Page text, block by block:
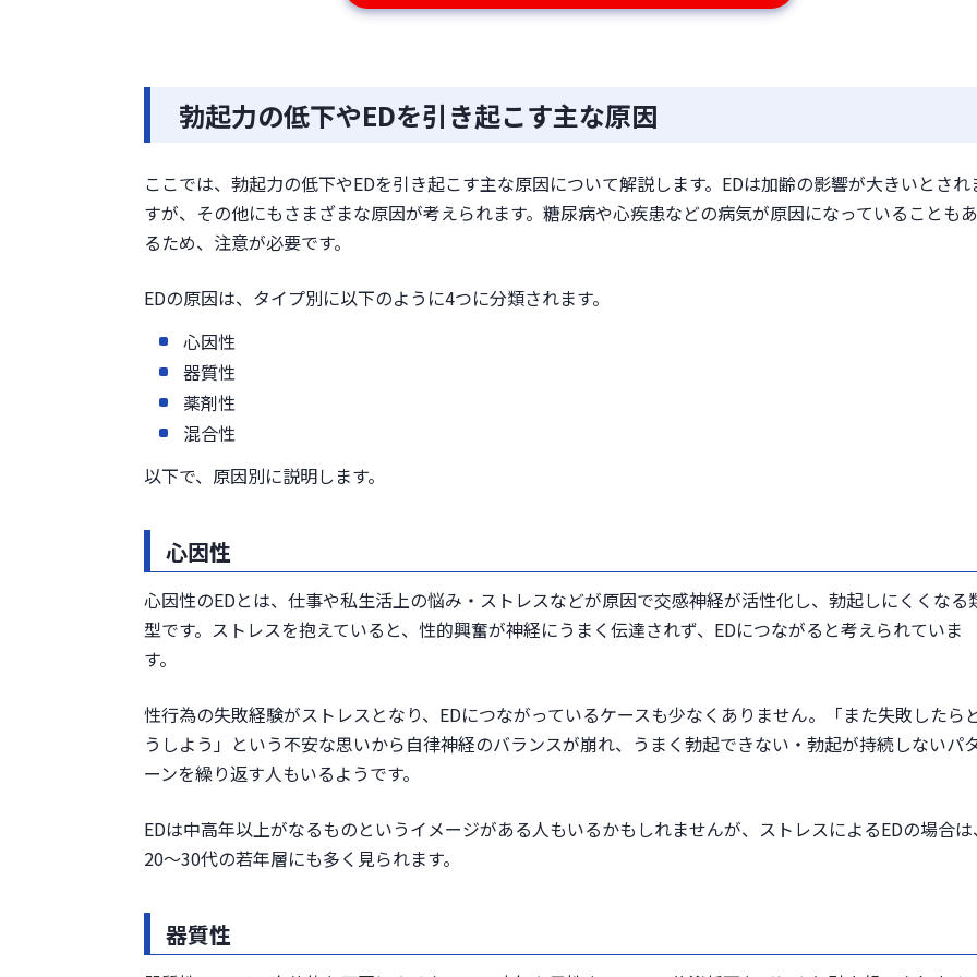
勃起力の低下やEDを引き起こす主な原因
ここでは、勃起力の低下やEDを引き起こす主な原因について解説します。EDは加齢の影響が大きいとされ
すが、その他にもさまざまな原因が考えられます。糖尿病や心疾患などの病気が原因になっていることもあ
るため、注意が必要です。
EDの原因は、タイプ別に以下のように4つに分類されます。
心因性
器質性
薬剤性
混合性
以下で、原因別に説明します。
心因性
心因性のEDとは、仕事や私生活上の悩み・ストレスなどが原因で交感神経が活性化し、勃起しにくくなる
型です。ストレスを抱えていると、性的興奮が神経にうまく伝達されず、EDにつながると考えられていま
す。
性行為の失敗経験がストレスとなり、EDにつながっているケースも少なくありません。「また失敗したら
うしよう」という不安な思いから自律神経のバランスが崩れ、うまく勃起できない・勃起が持続しないパ
ーンを繰り返す人もいるようです。
EDは中高年以上がなるものというイメージがある人もいるかもしれませんが、ストレスによるEDの場合
20～30代の若年層にも多く見られます。
器質性